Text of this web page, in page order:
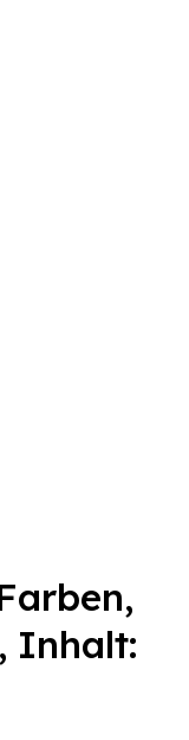
Inhalt: